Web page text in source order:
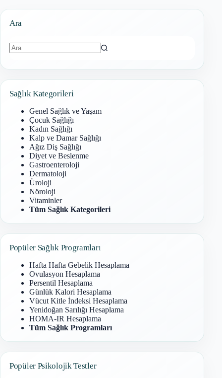
Ara
Sağlık Kategorileri
Genel Sağlık ve Yaşam
Çocuk Sağlığı
Kadın Sağlığı
Kalp ve Damar Sağlığı
Ağız Diş Sağlığı
Diyet ve Beslenme
Gastroenteroloji
Dermatoloji
Üroloji
Nöroloji
Vitaminler
Tüm Sağlık Kategorileri
Popüler Sağlık Programları
Hafta Hafta Gebelik Hesaplama
Ovulasyon Hesaplama
Persentil Hesaplama
Günlük Kalori Hesaplama
Vücut Kitle İndeksi Hesaplama
Yenidoğan Sarılığı Hesaplama
HOMA-IR Hesaplama
Tüm Sağlık Programları
Popüler Psikolojik Testler